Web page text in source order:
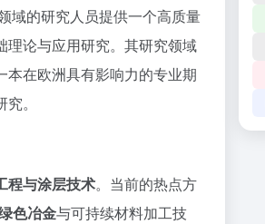
域的研究人员提供一个高质量
理论与应用研究。其研究领域
本在欧洲具有影响力的专业期
。
程与涂层技术。当前的热点方
色冶金与可持续材料加工技